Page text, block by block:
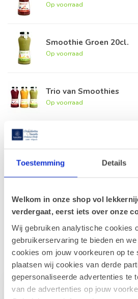
Toestemming Details
Welkom in onze shop vol
verdergaat, eerst iets over onze
Wij gebruiken analytische cookies
gebruikerservaring te bieden en
cookies om jouw voorkeuren op te
plaatsen wij cookies van derde
gepersonaliseerde advertenties te
van de advertenties op jouw
Op voorraad
Smoothie Groen 20cl.
Op voorraad
Trio van Smoothies
Op voorraad
Op voorraad
Recent bekeken